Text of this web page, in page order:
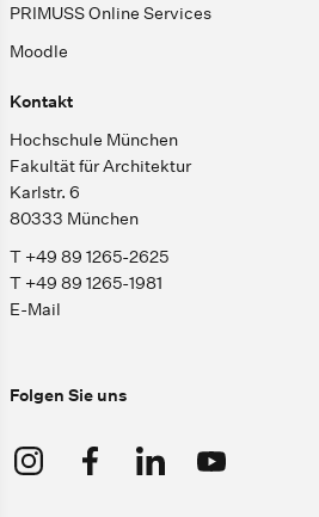
PRIMUSS Online Services
Moodle
Kontakt
Hochschule München
Fakultät für Architektur
Karlstr. 6
80333 München
T +49 89 1265-2625
T +49 89 1265-1981
E-Mail
Folgen Sie uns